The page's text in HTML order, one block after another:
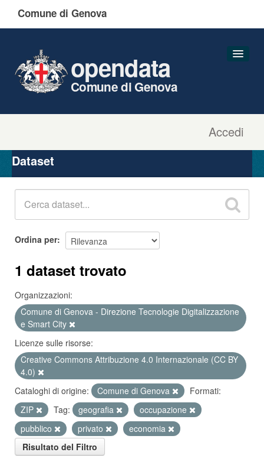
Comune di Genova
Accedi
opendata
Comune di Genova
Organizzazioni
Gruppi
Dataset
Ordina per
1 dataset trovato
Organizzazioni:
Comune di Genova - Direzione Tecnologie Digitalizzazione
e Smart City
Licenze sulle risorse:
Creative Commons Attribuzione 4.0 Internazionale (CC BY
4.0)
Cataloghi di origine:
Comune di Genova
Formati:
ZIP
Tag: geografia
occupazione
pubblico
privato
economia
Risultato del Filtro